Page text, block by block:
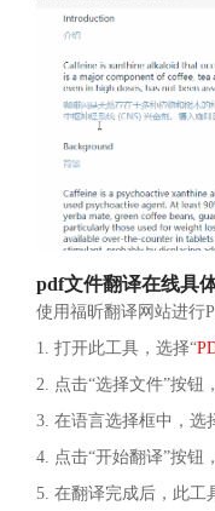
pdf文件翻译在线具
使用福昕翻译网站进行
1. 打开此工具，选择“
2. 点击“选择文件”按钮
3. 在语言选择框中，选
4. 点击“开始翻译”按钮
5. 在翻译完成后，此工